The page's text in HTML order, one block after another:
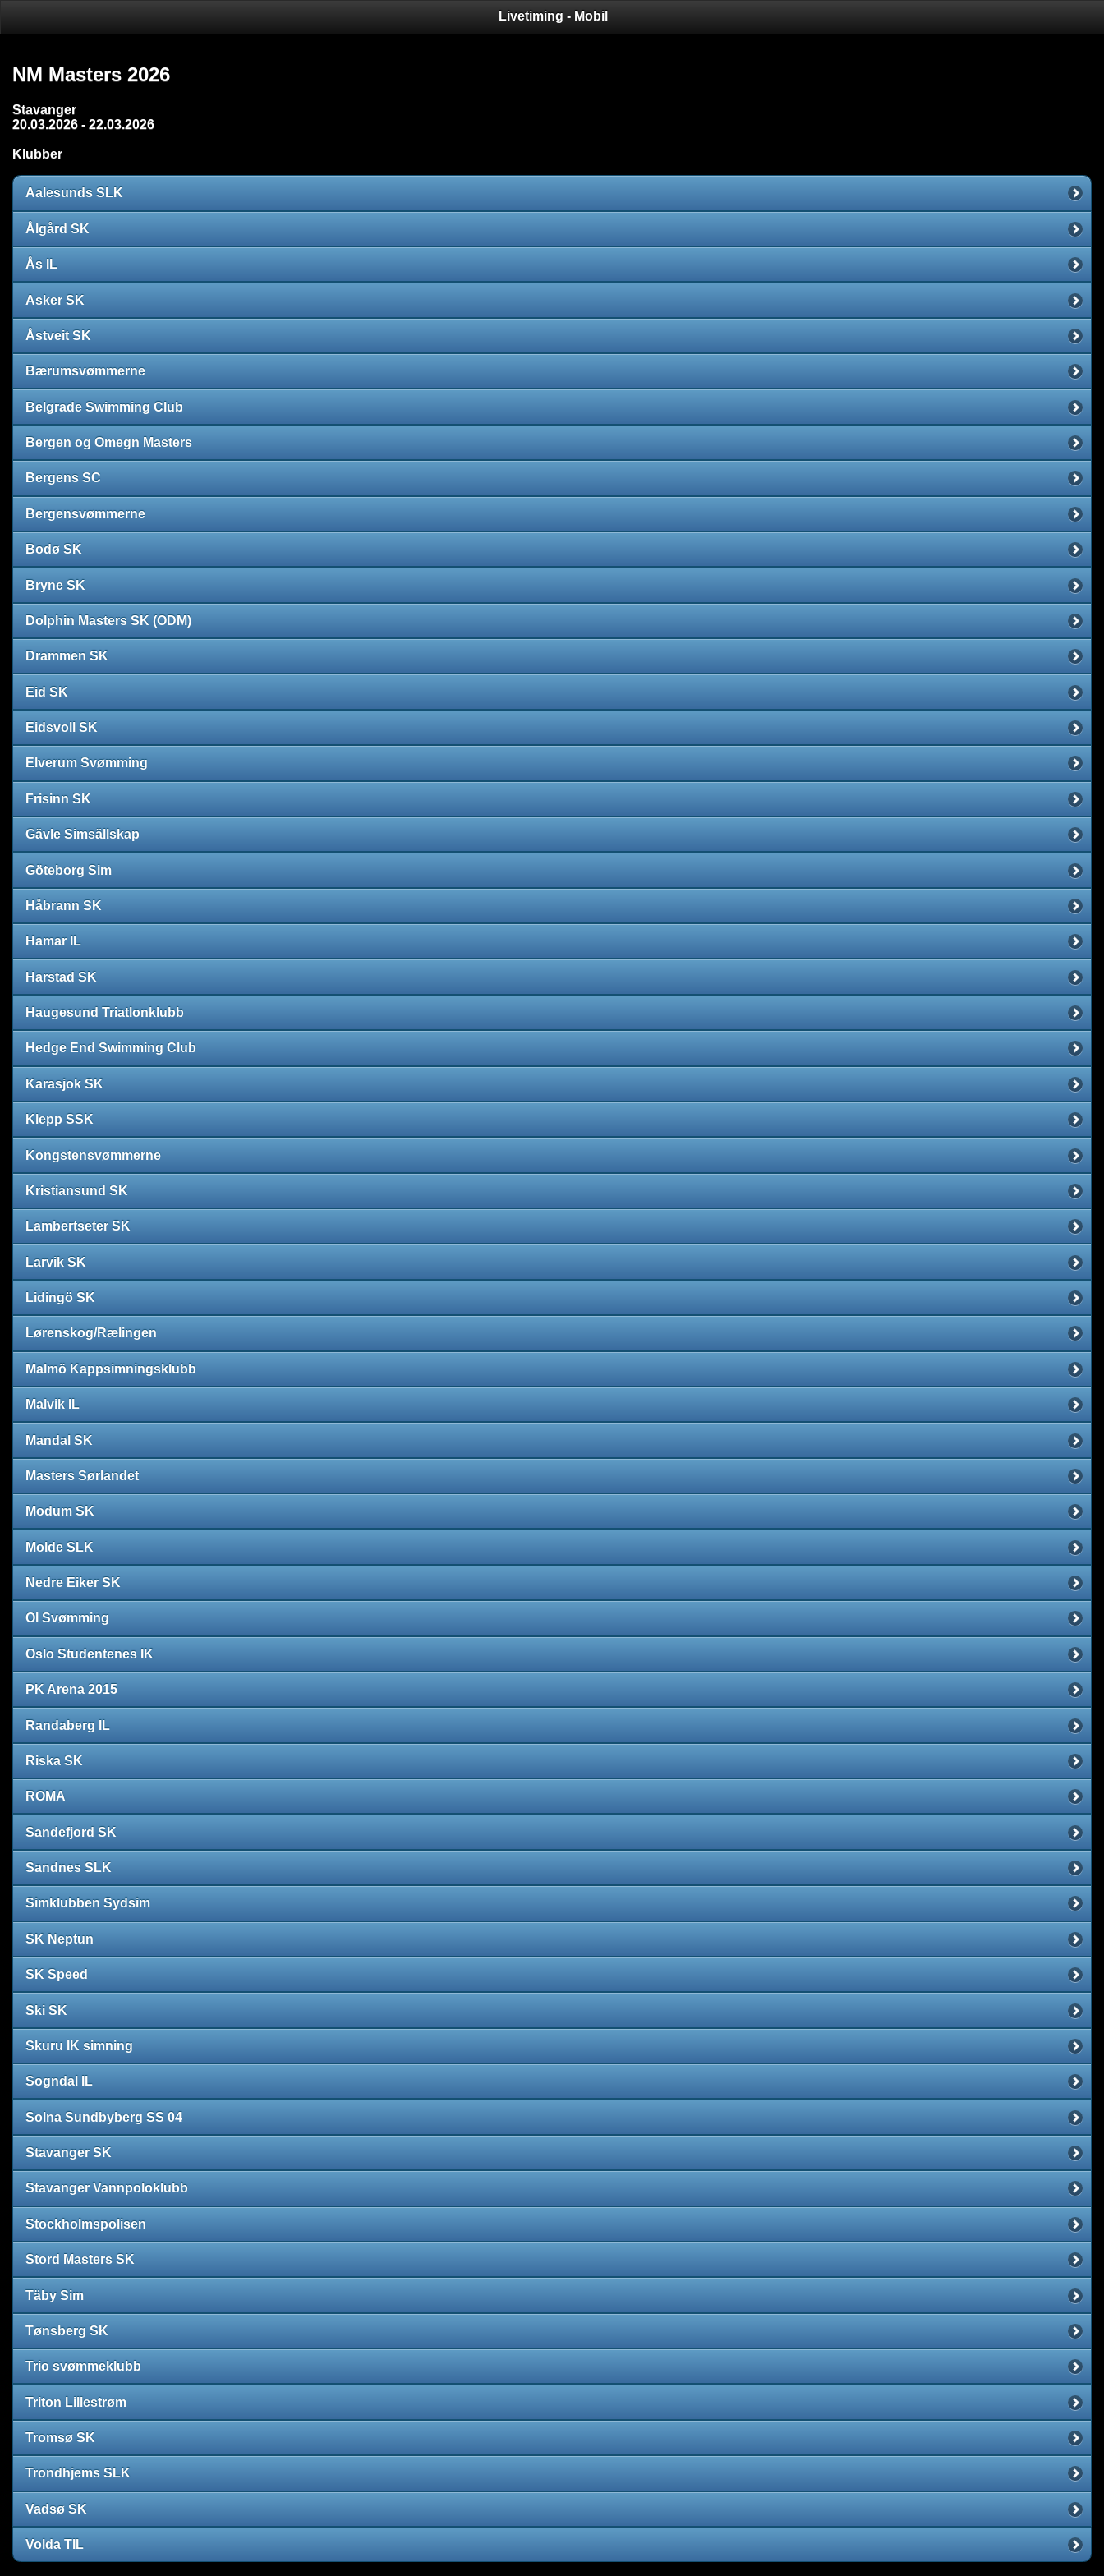
Livetiming - Mobil
NM Masters 2026
Stavanger
20.03.2026 - 22.03.2026
Klubber
Aalesunds SLK
Ålgård SK
Ås IL
Asker SK
Åstveit SK
Bærumsvømmerne
Belgrade Swimming Club
Bergen og Omegn Masters
Bergens SC
Bergensvømmerne
Bodø SK
Bryne SK
Dolphin Masters SK (ODM)
Drammen SK
Eid SK
Eidsvoll SK
Elverum Svømming
Frisinn SK
Gävle Simsällskap
Göteborg Sim
Håbrann SK
Hamar IL
Harstad SK
Haugesund Triatlonklubb
Hedge End Swimming Club
Karasjok SK
Klepp SSK
Kongstensvømmerne
Kristiansund SK
Lambertseter SK
Larvik SK
Lidingö SK
Lørenskog/Rælingen
Malmö Kappsimningsklubb
Malvik IL
Mandal SK
Masters Sørlandet
Modum SK
Molde SLK
Nedre Eiker SK
OI Svømming
Oslo Studentenes IK
PK Arena 2015
Randaberg IL
Riska SK
ROMA
Sandefjord SK
Sandnes SLK
Simklubben Sydsim
SK Neptun
SK Speed
Ski SK
Skuru IK simning
Sogndal IL
Solna Sundbyberg SS 04
Stavanger SK
Stavanger Vannpoloklubb
Stockholmspolisen
Stord Masters SK
Täby Sim
Tønsberg SK
Trio svømmeklubb
Triton Lillestrøm
Tromsø SK
Trondhjems SLK
Vadsø SK
Volda TIL